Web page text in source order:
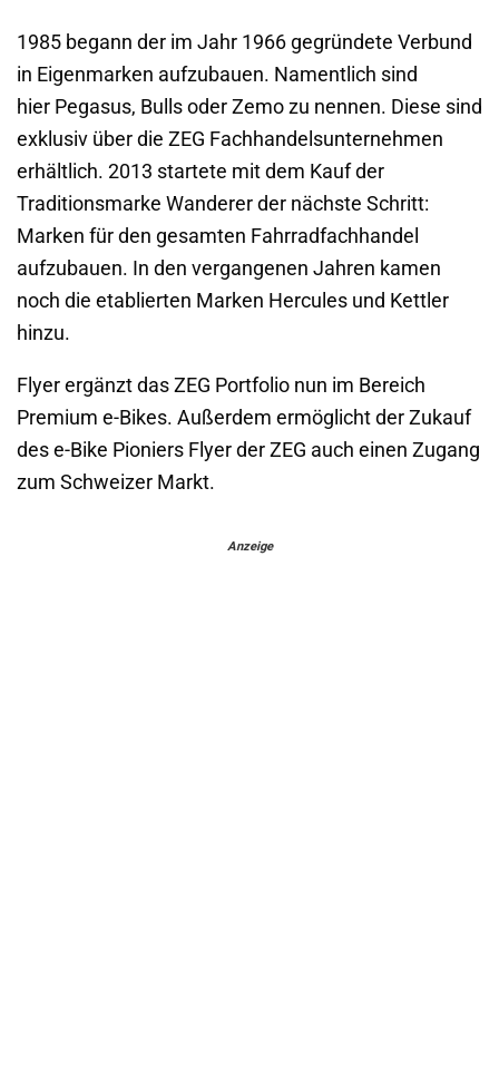
1985 begann der im Jahr 1966 gegründete Verbund
in Eigenmarken aufzubauen. Namentlich sind
hier Pegasus, Bulls oder Zemo zu nennen. Diese sind
exklusiv über die ZEG Fachhandelsunternehmen
erhältlich. 2013 startete mit dem Kauf der
Traditionsmarke Wanderer der nächste Schritt:
Marken für den gesamten Fahrradfachhandel
aufzubauen. In den vergangenen Jahren kamen
noch die etablierten Marken Hercules und Kettler
hinzu.
Flyer ergänzt das ZEG Portfolio nun im Bereich
Premium e-Bikes. Außerdem ermöglicht der Zukauf
des e-Bike Pioniers Flyer der ZEG auch einen Zugang
zum Schweizer Markt.
Anzeige